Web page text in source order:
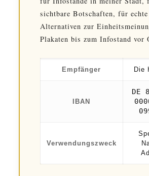
sichtbare Botschaften, für echte
Alternativen zur
Plakaten bis zum Infostand vor
Empfänger Die
IBAN
DE
Verwendungszweck